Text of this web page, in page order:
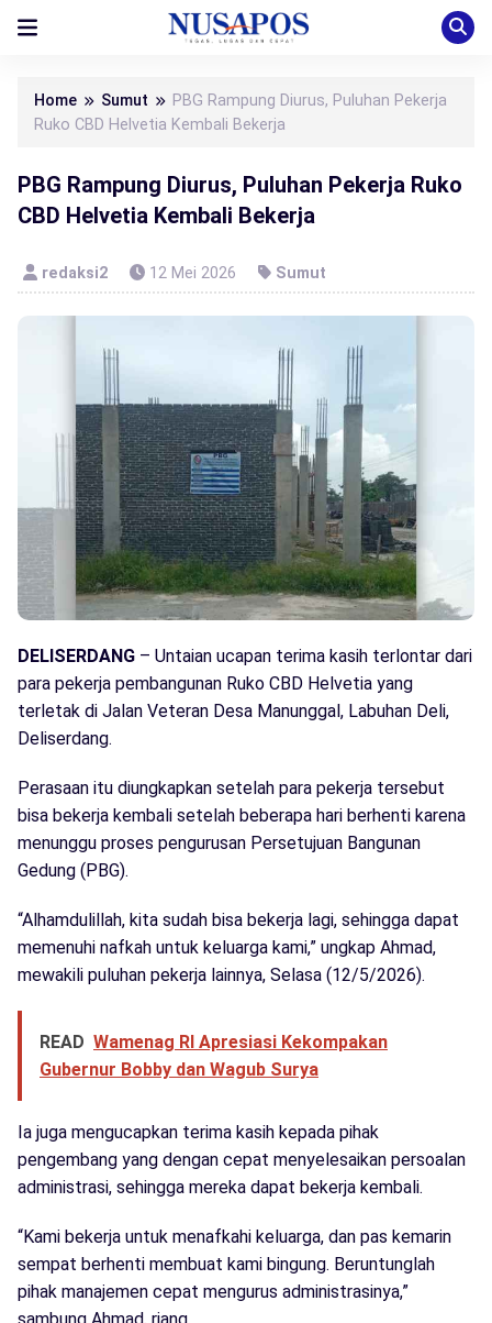
Home Sumut
PBG Rampung Diurus, Puluhan Pekerja
Ruko CBD Helvetia Kembali Bekerja
PBG Rampung Diurus, Puluhan Pekerja Ruko
CBD Helvetia Kembali Bekerja
redaksi2 12 Mei 2026 Sumut
DELISERDANG – Untaian ucapan terima kasih terlontar dari
para pekerja pembangunan Ruko CBD Helvetia yang
terletak di Jalan Veteran Desa Manunggal, Labuhan Deli,
Deliserdang.
Perasaan itu diungkapkan setelah para pekerja tersebut
bisa bekerja kembali setelah beberapa hari berhenti karena
menunggu proses pengurusan Persetujuan Bangunan
Gedung (PBG).
“Alhamdulillah, kita sudah bisa bekerja lagi, sehingga dapat
memenuhi nafkah untuk keluarga kami,” ungkap Ahmad,
mewakili puluhan pekerja lainnya, Selasa (12/5/2026).
READ Wamenag RI Apresiasi Kekompakan
Gubernur Bobby dan Wagub Surya
Ia juga mengucapkan terima kasih kepada pihak
pengembang yang dengan cepat menyelesaikan persoalan
administrasi, sehingga mereka dapat bekerja kembali.
“Kami bekerja untuk menafkahi keluarga, dan pas kemarin
sempat berhenti membuat kami bingung. Beruntunglah
pihak manajemen cepat mengurus administrasinya,”